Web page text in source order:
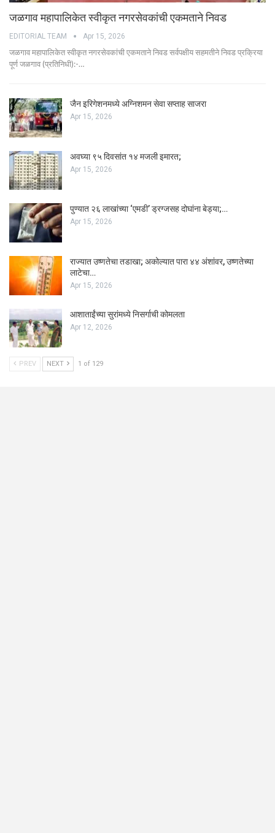
जळगाव महापालिकेत स्वीकृत नगरसेवकांची एकमताने निवड
EDITORIAL TEAM Apr 15, 2026
जळगाव महापालिकेत स्वीकृत नगरसेवकांची एकमताने निवड सर्वपक्षीय सहमतीने निवड प्रक्रिया
पूर्ण जळगाव (प्रतिनिधी):-…
जैन इरिगेशनमध्ये अग्निशमन सेवा सप्ताह साजरा
Apr 15, 2026
अवघ्या ९५ दिवसांत १४ मजली इमारत;
Apr 15, 2026
पुण्यात २६ लाखांच्या ‘एमडी’ ड्रग्जसह दोघांना बेड्या;…
Apr 15, 2026
राज्यात उष्णतेचा तडाखा; अकोल्यात पारा ४४ अंशांवर, उष्णतेच्या
लाटेचा…
Apr 15, 2026
आशाताईंच्या सुरांमध्ये निसर्गाची कोमलता
Apr 12, 2026
PREV NEXT 1 of 129